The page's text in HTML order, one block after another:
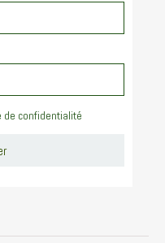
de confidentialité